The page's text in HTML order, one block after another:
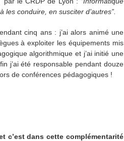
conduire, en susciter d’autres”.
cinq ans : j’ai alors animé une
à exploiter les équipements mis
algorithmique et j’ai initié une
j’ai été responsable pendant douze
de conférences pédagogiques !
c’est dans cette complémentarité